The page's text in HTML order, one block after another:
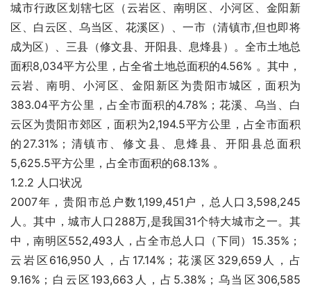
城市行政区划辖七区（云岩区、南明区、小河区、金阳新
区、白云区、乌当区、花溪区）、一市（清镇市,但也即将
成为区）、三县（修文县、开阳县、息烽县）。全市土地总
面积8,034平方公里，占全省土地总面积的4.56% 。其中，
云岩、南明、小河区、金阳新区为贵阳市城区，面积为
383.04平方公里，占全市面积的4.78%；花溪、乌当、白
云区为贵阳市郊区，面积为2,194.5平方公里，占全市面积
的27.31%；清镇市、修文县、息烽县、开阳县总面积
5,625.5平方公里，占全市面积的68.13% 。
1.2.2 人口状况
2007年，贵阳市总户数1,199,451户，总人口3,598,245
人。其中，城市人口288万,是我国31个特大城市之一。其
中，南明区552,493人，占全市总人口（下同）15.35%；
云岩区616,950人，占17.14%；花溪区329,659人，占
9.16%；白云区193,663人，占5.38%；乌当区306,585